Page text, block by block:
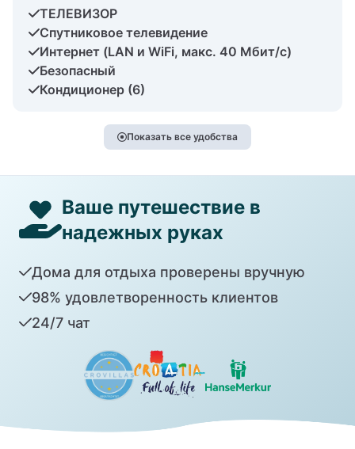
ТЕЛЕВИЗОР
Спутниковое телевидение
Интернет (LAN и WiFi, макс. 40 Мбит/с)
Безопасный
Кондиционер (6)
Показать все удобства
Ваше путешествие в
надежных руках
Дома для отдыха проверены вручную
98% удовлетворенность клиентов
24/7 чат